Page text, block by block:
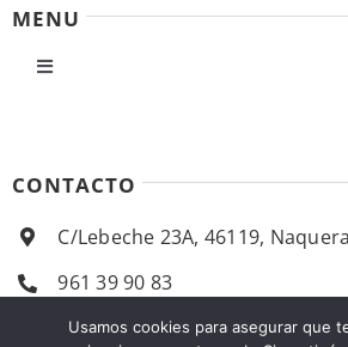
Accesibilidad
Ayuda accesibilidad
MENU
Toggle
Productos
CONTACTO
C/Lebeche 23A, 46119,
961 39 90 83
almacentecomahi@gmail.com
Usamos cookies para asegurar que